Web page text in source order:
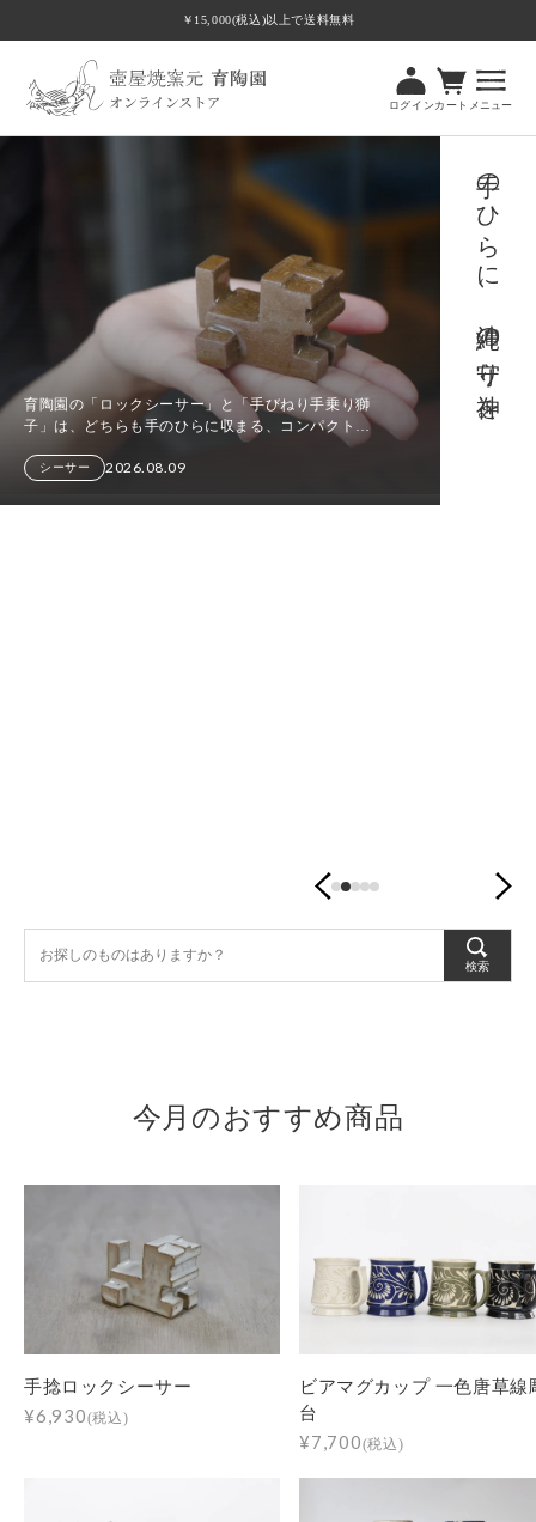
む
￥15,000(税込)以上で送料無料
ログイン カート メニュー
手のひらに、沖縄の守り神を。
育陶園の「ロックシーサー」と「手びねり手乗り獅
子」は、どちらも手のひらに収まる、コンパクトな
りなど、小さなスペースにも気軽に飾ることがで
シーサー 2026.08.09
検索
今月のおすすめ商品
手捻ロックシーサー
¥6,930(税込)
ビアマグカップ 一色唐草線
台
¥7,700(税込)